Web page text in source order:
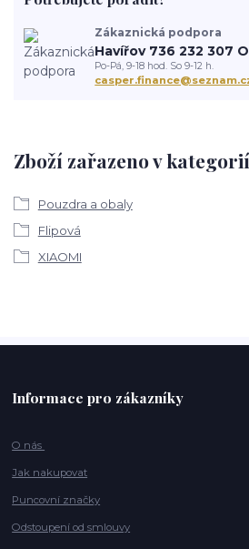
Zboží zařazeno v
Pouzdra a obaly
Flipová
XIAOMI
Zákaznická podpora
Havířov 736 232 307
Po-Pá, 9-18 hod. So 9-12 h.
Informace pro zákazníky
O nás
Jak nakupovat
Puncovní značky
Odstoupení od smlouvy